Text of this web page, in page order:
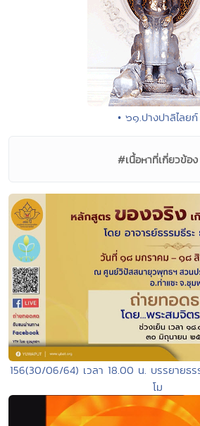
• ๖๑.ปางปาลิไลยก์
#เนื้อหาที่เกี่ยวข้อง
156(30/06/64) เวลา 18.00 น. บรรยายธ
โม